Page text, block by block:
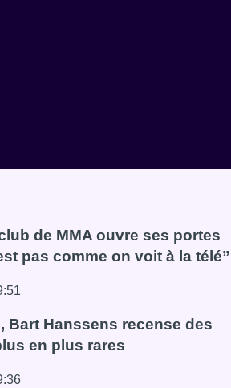
de MMA ouvre ses portes
pas comme on voit à la télé”
club de MMA ouvre ses portes à
Bart Hanssens recense des
en plus rares